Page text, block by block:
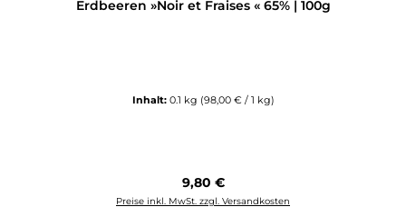
Erdbeeren »Noir et Fraises « 65% | 100g
Inhalt: 0.1 kg (98,00 € / 1 kg)
Regulärer Preis:
9,80 €
Preise inkl. MwSt. zzgl. Versandkosten